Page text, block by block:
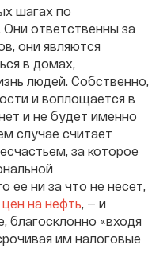
шагах по
ответственны за
они являются
в домах,
людей. Собственно,
и воплощается в
и не будет именно
случае считает
за которое
ее ни за что не несет,
на нефть , — и
благосклонно «входя
им налоговые